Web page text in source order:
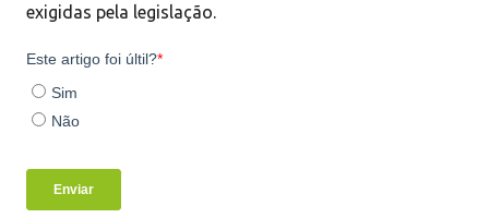
exigidas pela legislação.